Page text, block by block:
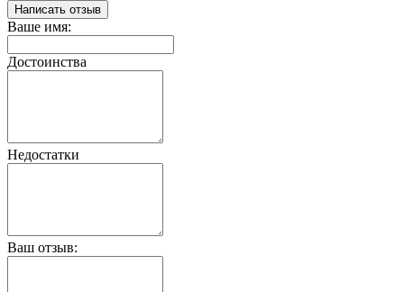
Написать отзыв
Ваше имя:
Достоинства
Недостатки
Ваш отзыв: